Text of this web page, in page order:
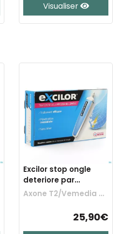
Visualiser
Excilor stop ongle
deteriore par
mycoses 400appl. Axone T2/Vemedia Ch
25,90€